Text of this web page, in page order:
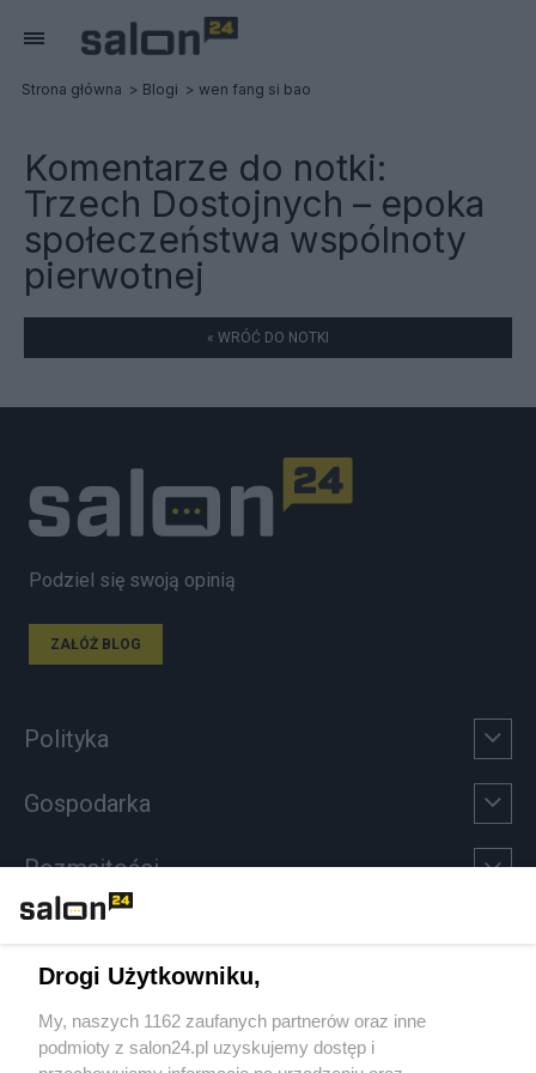
Strona główna Blogi wen fang si bao
Komentarze do notki:
Trzech Dostojnych – epoka
społeczeństwa wspólnoty
pierwotnej
« WRÓĆ DO NOTKI
Podziel się swoją opinią
ZAŁÓŻ BLOG
Polityka
Gospodarka
Rozmaitości
Sport
Społeczeństwo
Drogi Użytkowniku,
My, naszych 1162 zaufanych partnerów oraz inne
podmioty z salon24.pl uzyskujemy dostęp i